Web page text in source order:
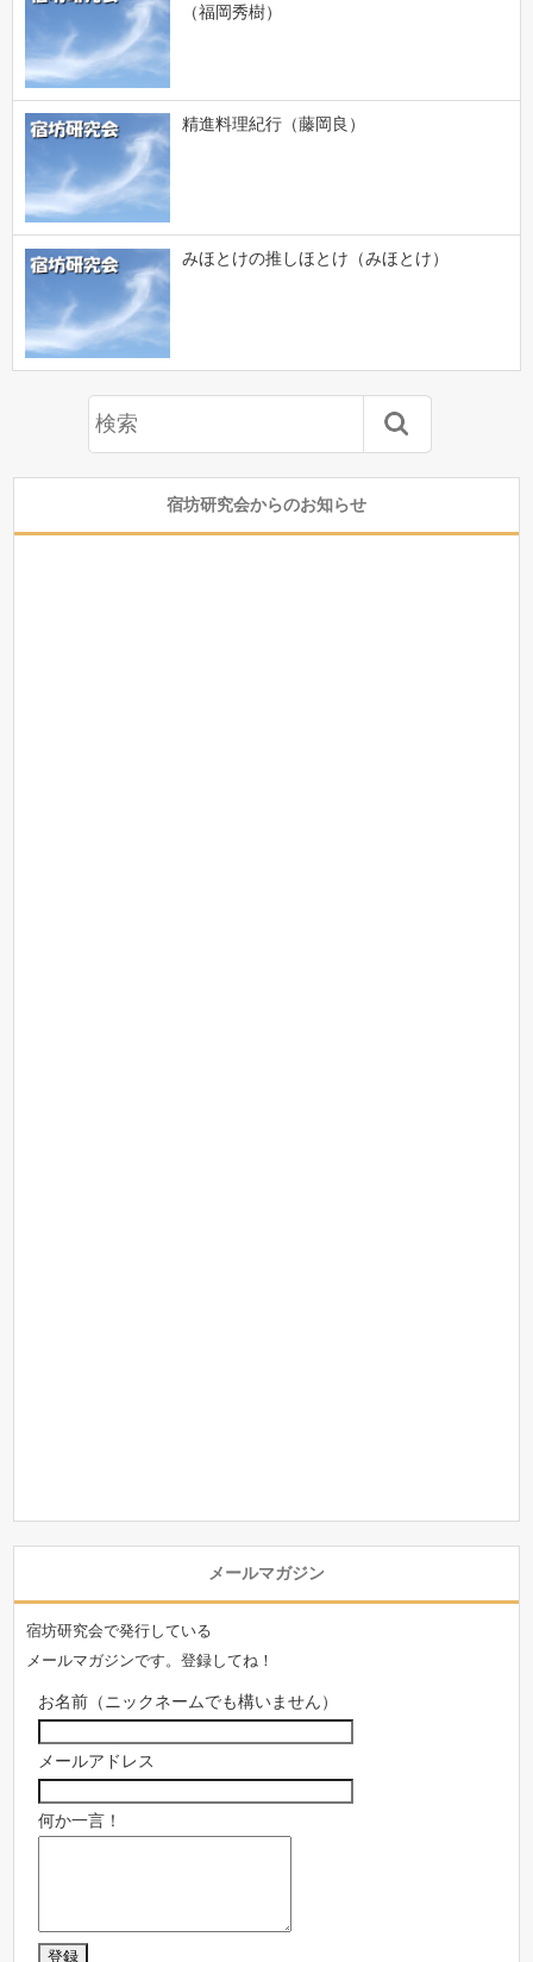
（福岡秀樹）
精進料理紀行（藤岡良）
みほとけの推しほとけ（みほとけ）
宿坊研究会からのお知らせ
メールマガジン
宿坊研究会で発行している
メールマガジンです。登録してね！
お名前（ニックネームでも構いません）
メールアドレス
何か一言！